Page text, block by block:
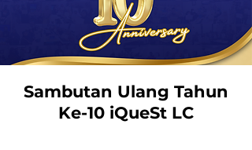
Sambutan Ulang Tahun
Ke-10 iQueSt LC